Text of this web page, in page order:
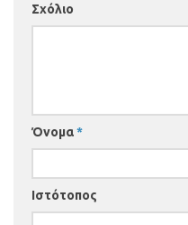
Σχόλιο
Όνομα*
Ιστότοπος